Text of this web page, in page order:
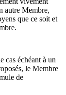
autre Membre,
que ce soit et
cas échéant à un
le Membre
de